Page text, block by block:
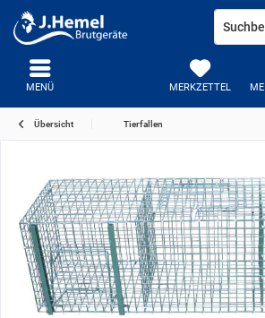
MERKZETTEL
MENÜ
Übersicht Tierfallen